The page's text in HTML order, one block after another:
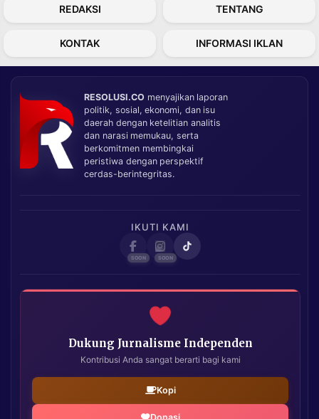
REDAKSI TENTANG
KONTAK INFORMASI IKLAN
RESOLUSI.CO menyajikan laporan
politik, sosial, ekonomi, dan isu
daerah dengan ketelitian analitis
dan narasi memukau, serta
berkomitmen membingkai
peristiwa dengan perspektif
cerdas-berintegritas.
IKUTI KAMI
Dukung Jurnalisme Independen
Kontribusi Anda sangat berarti bagi kami
Kopi